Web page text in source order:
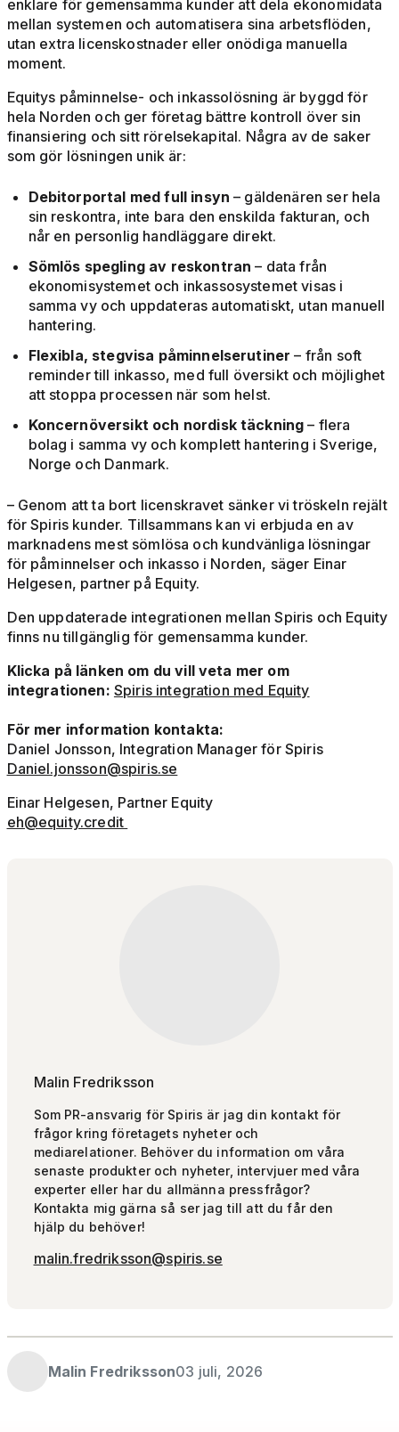
enklare för gemensamma kunder att dela ekonomidata
mellan systemen och automatisera sina arbetsflöden,
utan extra licenskostnader eller onödiga manuella
moment.
Equitys påminnelse- och inkassolösning är byggd för
hela Norden och ger företag bättre kontroll över sin
finansiering och sitt rörelsekapital. Några av de saker
som gör lösningen unik är:
Debitorportal med full insyn – gäldenären ser hela
sin reskontra, inte bara den enskilda fakturan, och
når en personlig handläggare direkt.
Sömlös spegling av reskontran – data från
ekonomisystemet och inkassosystemet visas i
samma vy och uppdateras automatiskt, utan manuell
hantering.
Flexibla, stegvisa påminnelserutiner – från soft
reminder till inkasso, med full översikt och möjlighet
att stoppa processen när som helst.
Koncernöversikt och nordisk täckning – flera
bolag i samma vy och komplett hantering i Sverige,
Norge och Danmark.
– Genom att ta bort licenskravet sänker vi tröskeln rejält
för Spiris kunder. Tillsammans kan vi erbjuda en av
marknadens mest sömlösa och kundvänliga lösningar
för påminnelser och inkasso i Norden, säger Einar
Helgesen, partner på Equity.
Den uppdaterade integrationen mellan Spiris och Equity
finns nu tillgänglig för gemensamma kunder.
Klicka på länken om du vill veta mer om
integrationen: Spiris integration med Equity
För mer information kontakta:
Daniel Jonsson, Integration Manager för Spiris
Daniel.jonsson@spiris.se
Einar Helgesen, Partner Equity
eh@equity.credit
Malin Fredriksson
Som PR-ansvarig för Spiris är jag din kontakt för
frågor kring företagets nyheter och
mediarelationer. Behöver du information om våra
senaste produkter och nyheter, intervjuer med våra
experter eller har du allmänna pressfrågor?
Kontakta mig gärna så ser jag till att du får den
hjälp du behöver!
malin.fredriksson@spiris.se
Malin Fredriksson03 juli, 2026